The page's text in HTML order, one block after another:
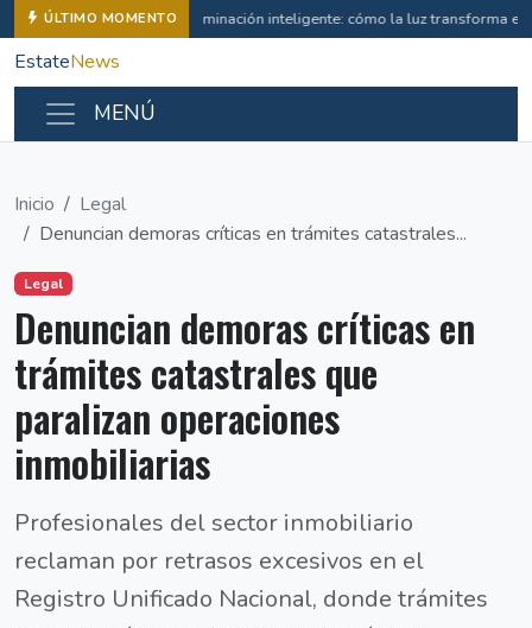
ÚLTIMO MOMENTO Iluminación inteligente: cómo la luz transforma
EstateNews
MENÚ
Inicio
Legal
Denuncian demoras críticas en trámites catastrales...
Legal
Denuncian demoras críticas en
trámites catastrales que
paralizan operaciones
inmobiliarias
Profesionales del sector inmobiliario
reclaman por retrasos excesivos en el
Registro Unificado Nacional, donde trámites